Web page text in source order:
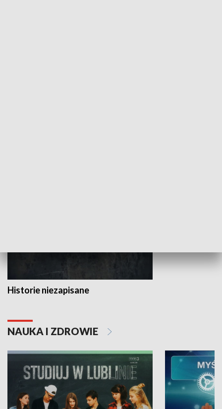
Historie niezapisane
NAUKA I ZDROWIE